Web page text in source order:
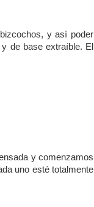
y así poder
de base extraíble. El
y comenzamos
uno esté totalmente